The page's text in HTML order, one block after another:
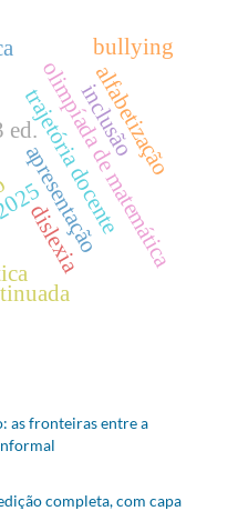
ed.
apresentação
trajetória docente
olimpíada de matemática
inclusão
alfabetização
dislexia
bullying
as fronteiras entre a
completa, com capa